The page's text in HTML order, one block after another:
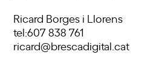
Ricard Borges i Llorens
tel:607 838 761
ricard@brescadigital.cat